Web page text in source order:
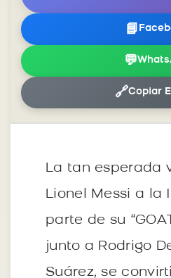
📘
💬
🔗Copiar
La tan esperada
Lionel Messi a la
parte de su
junto a Rodrigo
Suárez, se